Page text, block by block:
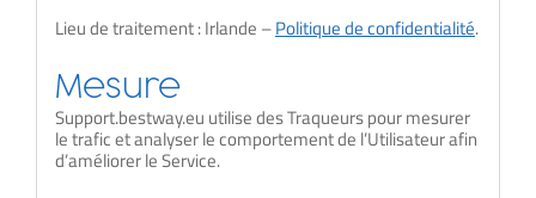
Lieu de traitement : Irlande –Politique de confidentialité.
Mesure
Support.bestway.eu utilise des Traqueurs pour mesurer
le trafic et analyser le comportement de l’Utilisateur afin
d’améliorer le Service.